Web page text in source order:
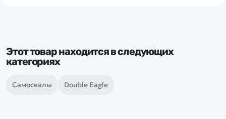
Этот товар находится в следующих
категориях
Самосвалы Double Eagle